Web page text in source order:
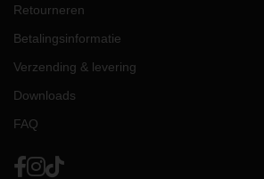
Retourneren
Betalingsinformatie
Verzending & levering
Downloads
FAQ